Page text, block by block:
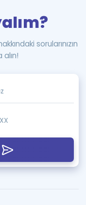
sorularınızın
alın!